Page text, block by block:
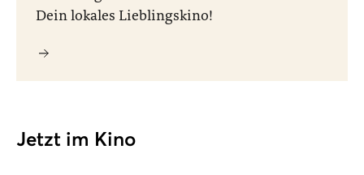
Dein lokales Lieblingskino!
Jetzt im Kino